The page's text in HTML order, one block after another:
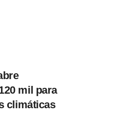
mil para
climáticas